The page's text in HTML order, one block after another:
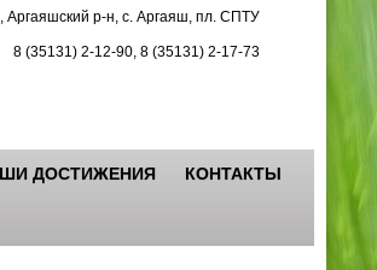
р-н, с. Аргаяш, пл. СПТУ
8 (35131) 2-12-90, 8 (35131) 2-17-73
ДОСТИЖЕНИЯ КОНТАКТЫ